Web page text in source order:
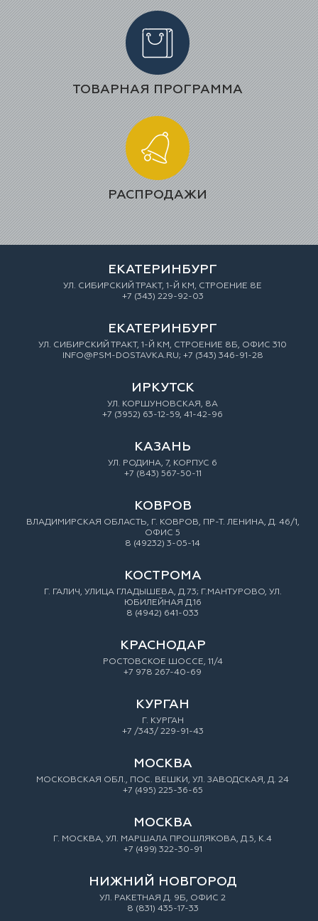
ТОВАРНАЯ ПРОГРАММА
РАСПРОДАЖИ
ЕКАТЕРИНБУРГ
УЛ. СИБИРСКИЙ ТРАКТ, 1-Й КМ, СТРОЕНИЕ 8Е
+7 (343) 229-92-03
ЕКАТЕРИНБУРГ
УЛ. СИБИРСКИЙ ТРАКТ, 1-Й КМ, СТРОЕНИЕ 8Б, ОФИС 310
INFO@PSM-DOSTAVKA.RU; +7 (343) 346-91-28
ИРКУТСК
УЛ. КОРШУНОВСКАЯ, 8А
+7 (3952) 63-12-59, 41-42-96
КАЗАНЬ
УЛ. РОДИНА, 7, КОРПУС 6
+7 (843) 567-50-11
КОВРОВ
ВЛАДИМИРСКАЯ ОБЛАСТЬ, Г. КОВРОВ, ПР-Т. ЛЕНИНА, Д. 46/1,
ОФИС 5
8 (49232) 3-05-14
КОСТРОМА
Г. ГАЛИЧ, УЛИЦА ГЛАДЫШЕВА, Д.73; Г.МАНТУРОВО, УЛ.
ЮБИЛЕЙНАЯ Д.16
8 (4942) 641-033
КРАСНОДАР
РОСТОВСКОЕ ШОССЕ, 11/4
+7 978 267-40-69
КУРГАН
Г. КУРГАН
+7 /343/ 229-91-43
МОСКВА
МОСКОВСКАЯ ОБЛ., ПОС. ВЕШКИ, УЛ. ЗАВОДСКАЯ, Д. 24
+7 (495) 225-36-65
МОСКВА
Г. МОСКВА, УЛ. МАРШАЛА ПРОШЛЯКОВА, Д.5, К.4
+7 (499) 322-30-91
НИЖНИЙ НОВГОРОД
УЛ. РАКЕТНАЯ Д. 9Б, ОФИС 2
8 (831) 435-17-33